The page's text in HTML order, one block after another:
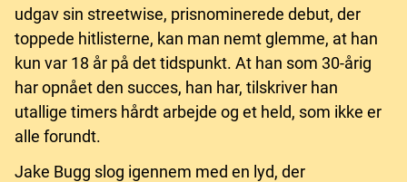
udgav sin streetwise, prisnominerede debut, der
toppede hitlisterne, kan man nemt glemme, at han
kun var 18 år på det tidspunkt. At han som 30-årig
har opnået den succes, han har, tilskriver han
utallige timers hårdt arbejde og et held, som ikke er
alle forundt.
Jake Bugg slog igennem med en lyd, der